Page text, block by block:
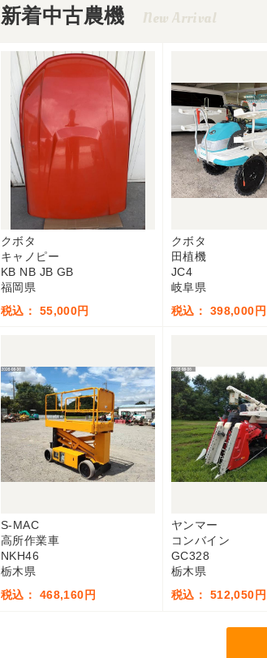
新着中古農機 New Arrival
クボタ
キャノピー
KB NB JB GB
福岡県
税込： 55,000円
クボタ
田植機
JC4
岐阜県
税込： 398,000円
S-MAC
高所作業車
NKH46
栃木県
税込： 468,160円
ヤンマー
コンバイン
GC328
栃木県
税込： 512,050円